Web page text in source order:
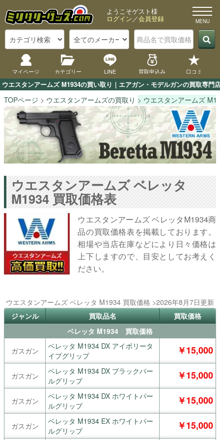
ウエスタンアームズ M1934の買い取り｜エアガン・モデルガンの買取専門
ようこそゲスト様
ログイン／会員登録
マイページ カテゴリー LINE 買取申込み 口コミ
TOPページ ウエスタンアームズの買取り ウエスタンアームズ
ウエスタンアームズ ベレッタ
M1934 買取価格表
ウエスタンアームズ ベレッタM1934商
品の買取価格表を掲載しております。
相場や当店在庫などにより日々価格は
上下しますので、目安としてお考えく
ださい。
ウエスタンアームズ ベレッタ M1934 買取価格 >2026年8月7日更新
ジャンル
買取品名
買取価格
ベレッタ M1934 買取価格
ガスガン
ベレッタ M1934 DX アイボリータ
イプグリップ
￥15,000
ガスガン
ベレッタ M1934 DX ブラックパー
ルグリップ
￥15,000
ガスガン
ベレッタ M1934 DX ホワイトパー
ルグリップ
￥15,000
ガスガン
ベレッタ M1934 EX ホワイトパー
ルグリップ
￥15,000